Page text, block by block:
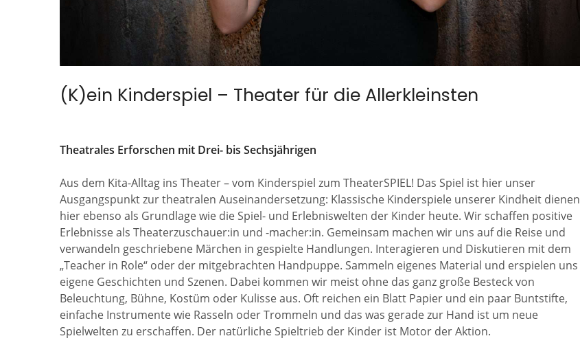
(K)ein Kinderspiel – Theater für die Allerkleinsten
Theatrales Erforschen mit Drei- bis Sechsjährigen
Aus dem Kita-Alltag ins Theater – vom Kinderspiel zum TheaterSPIEL! Das Spiel ist hier unser
Ausgangspunkt zur theatralen Auseinandersetzung: Klassische Kinderspiele unserer Kindheit dienen
hier ebenso als Grundlage wie die Spiel- und Erlebniswelten der Kinder heute. Wir schaffen positive
Erlebnisse als Theaterzuschauer:in und -macher:in. Gemeinsam machen wir uns auf die Reise und
verwandeln geschriebene Märchen in gespielte Handlungen. Interagieren und Diskutieren mit dem
„Teacher in Role“ oder der mitgebrachten Handpuppe. Sammeln eigenes Material und erspielen uns
eigene Geschichten und Szenen. Dabei kommen wir meist ohne das ganz große Besteck von
Beleuchtung, Bühne, Kostüm oder Kulisse aus. Oft reichen ein Blatt Papier und ein paar Buntstifte,
einfache Instrumente wie Rasseln oder Trommeln und das was gerade zur Hand ist um neue
Spielwelten zu erschaffen. Der natürliche Spieltrieb der Kinder ist Motor der Aktion.